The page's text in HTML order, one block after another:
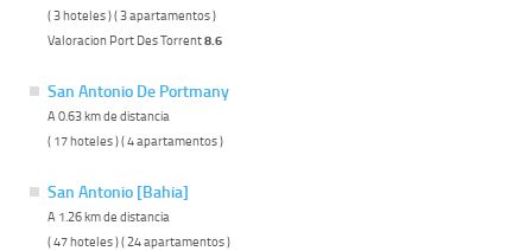
( 3 hoteles ) ( 3 apartamentos )
Valoracion Port Des Torrent8.6
San Antonio De Portmany
A 0.63 km de distancia
( 17 hoteles ) ( 4 apartamentos )
San Antonio [Bahia]
A 1.26 km de distancia
( 47 hoteles ) ( 24 apartamentos )